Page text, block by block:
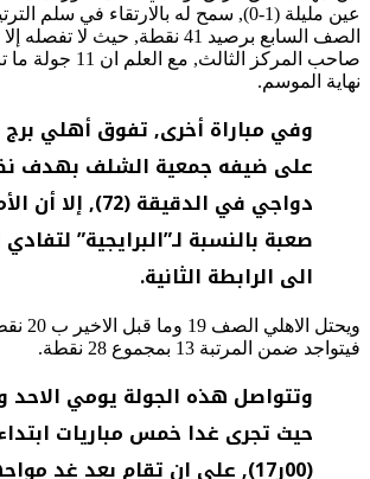
عين مليلة (1-0), سمح له بالارتقاء في سلم
الصف السابع برصيد 41 نقطة, حيث
صاحب المركز الثالث,
نهاية الموسم.
وفي مباراة أخرى, تفوق أهلي برج
على ضيفه جمعية الشلف بهدف
دواجي في الدقيقة
صعبة بالنسبة لـ”البرايجية”
الى الرابطة الثانية.
ويحتل
فيتواجد ضمن المرتبة 13 بمجموع 28 نقطة.
وتتواصل هذه الجولة يومي الاحد
حيث تجرى غدا خمس مباريات
(00ر17), على ان تقام بعد غد